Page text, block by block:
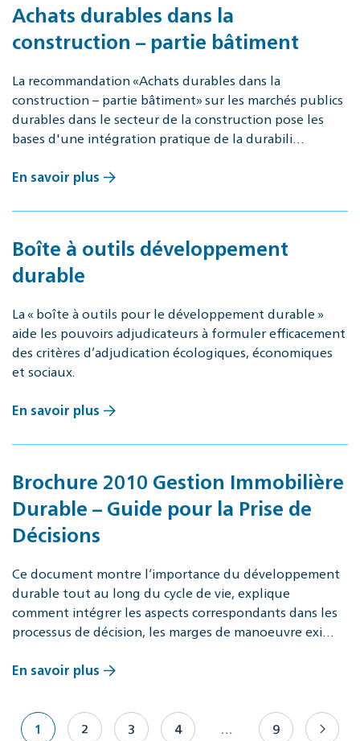
Achats durables dans la
construction – partie bâtiment
La recommandation «Achats durables dans la
construction – partie bâtiment» sur les marchés publics
durables dans le secteur de la construction pose les
bases d'une intégration pratique de la durabili…
En savoir plus
Boîte à outils développement
durable
La « boîte à outils pour le développement durable »
aide les pouvoirs adjudicateurs à formuler efficacement
des critères d’adjudication écologiques, économiques
et sociaux.
En savoir plus
Brochure 2010 Gestion Immobilière
Durable – Guide pour la Prise de
Décisions
Ce document montre l‘importance du développement
durable tout au long du cycle de vie, explique
comment intégrer les aspects correspondants dans les
processus de décision, les marges de manoeuvre exi…
En savoir plus
1 2 3 4 … 9